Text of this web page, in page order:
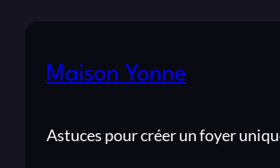
Maison Yonne
Astuces pour créer un foyer